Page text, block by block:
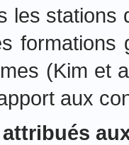
les stations
formations
(Kim et
aux